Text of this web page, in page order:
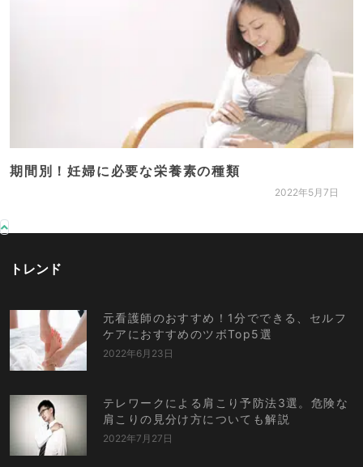
期間別！妊婦に必要な栄養素の種類
2022年5月7日
トレンド
元看護師のおすすめ！1分でできる、セルフ
ケアにおすすめのツボTop5選
2022年6月23日
テレワークによる肩こり予防法3選。危険な
肩こりの見分け方についても解説
2022年7月27日